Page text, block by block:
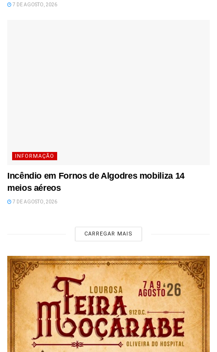
7 DE AGOSTO, 2026
INFORMAÇÃO
Incêndio em Fornos de Algodres mobiliza 14
meios aéreos
7 DE AGOSTO, 2026
CARREGAR MAIS